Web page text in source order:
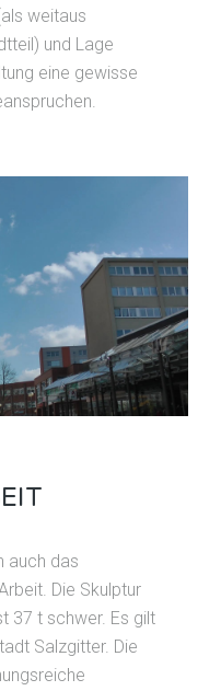
weitaus
und Lage
eine gewisse
auch das
Die Skulptur
37 t schwer. Es gilt
Salzgitter. Die